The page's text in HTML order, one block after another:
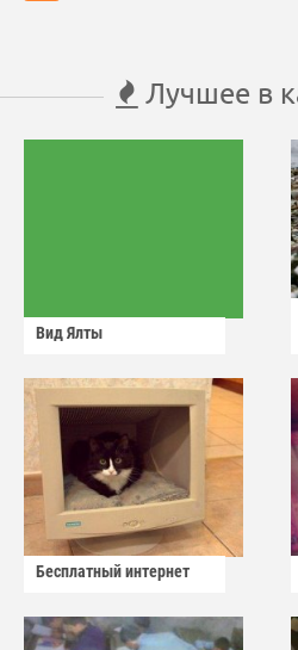
Лучшее в
Вид Ялты
Бесплатный интернет